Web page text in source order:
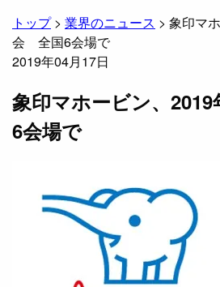
トップ> 業界のニュース > 象印マ
会 全国6会場で
2019年04月17日
象印マホービン、
6会場で